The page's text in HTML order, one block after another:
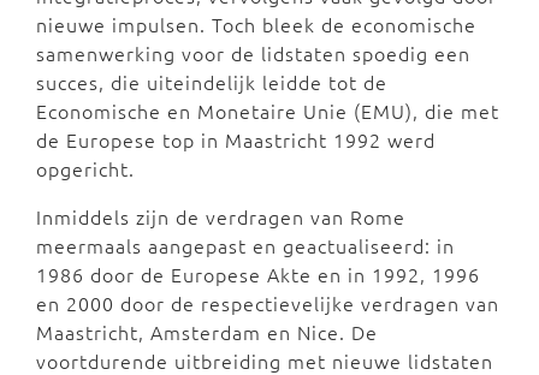
nieuwe impulsen. Toch bleek de economische
samenwerking voor de lidstaten spoedig een
succes, die uiteindelijk leidde tot de
Economische en Monetaire Unie (EMU), die met
de Europese top in Maastricht 1992 werd
opgericht.
Inmiddels zijn de verdragen van Rome
meermaals aangepast en geactualiseerd: in
1986 door de Europese Akte en in 1992, 1996
en 2000 door de respectievelijke verdragen van
Maastricht, Amsterdam en Nice. De
voortdurende uitbreiding met nieuwe lidstaten